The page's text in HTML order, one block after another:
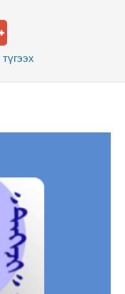
түгээх